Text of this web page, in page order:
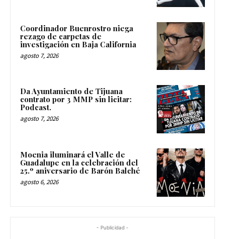
Coordinador Buenrostro niega
rezago de carpetas de
investigación en Baja California
agosto 7, 2026
Da Ayuntamiento de Tijuana
contrato por 3 MMP sin licitar:
Podcast.
agosto 7, 2026
Moenia iluminará el Valle de
Guadalupe en la celebración del
25.º aniversario de Barón Balché
agosto 6, 2026
- Publicidad -